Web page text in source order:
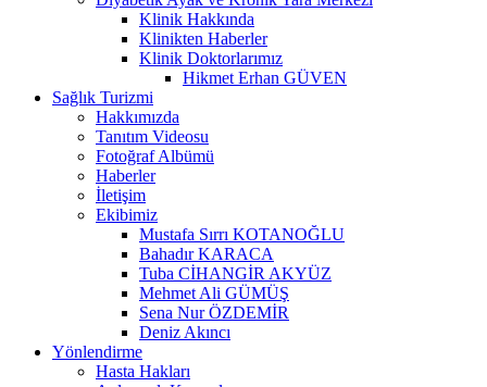
Klinik Hakkında
Klinikten Haberler
Klinik Doktorlarımız
Hikmet Erhan GÜVEN
Sağlık Turizmi
Hakkımızda
Tanıtım Videosu
Fotoğraf Albümü
Haberler
İletişim
Ekibimiz
Mustafa Sırrı KOTANOĞLU
Bahadır KARACA
Tuba CİHANGİR AKYÜZ
Mehmet Ali GÜMÜŞ
Sena Nur ÖZDEMİR
Deniz Akıncı
Yönlendirme
Hasta Hakları